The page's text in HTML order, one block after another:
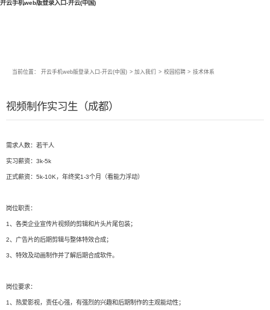
开云手机web版登录入口-开云(中国)
当前位置： 开云手机web版登录入口-开云(中国) > 加入我们 > 校园招聘 > 技术体系
视频制作实习生（成都）
需求人数：若干人
实习薪资：3k-5k
正式薪资：5k-10K，年终奖1-3个月（看能力浮动）
岗位职责：
1、各类企业宣传片视频的剪辑和片头片尾包装；
2、广告片的后期剪辑与整体特效合成；
3、特效及动画制作并了解后期合成软件。
岗位要求：
1、热爱影视，责任心强，有强烈的兴趣和后期制作的主观能动性；